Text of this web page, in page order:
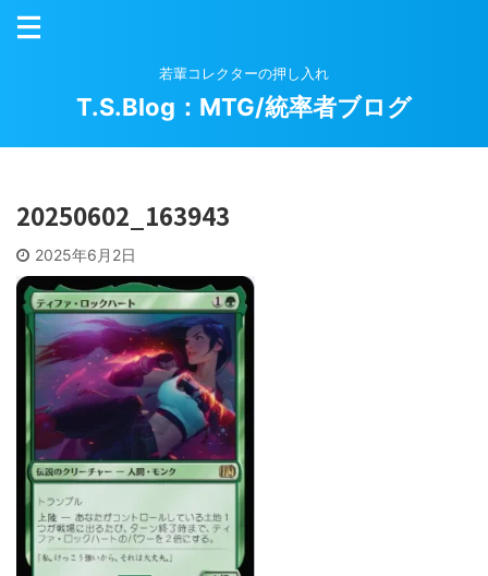
若輩コレクターの押し入れ
T.S.Blog：MTG/統率者ブログ
20250602_163943
2025年6月2日